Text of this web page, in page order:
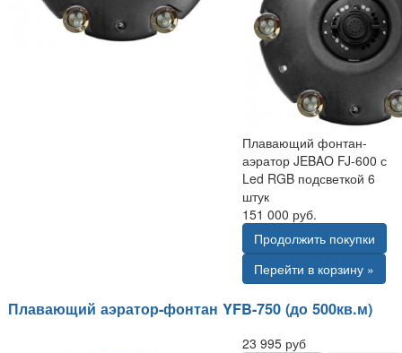
Плавающий фонтан-
аэратор JEBAO FJ-600 с
Led RGB подсветкой 6
штук
151 000 руб.
Продолжить покупки
Перейти в корзину »
Плавающий аэратор-фонтан YFB-750 (до 500кв.м)
23 995 руб